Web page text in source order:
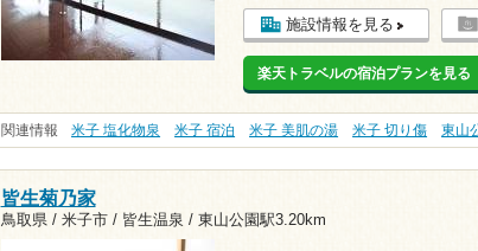
施設情報を見る
楽天トラベルの宿泊プランを見る
関連情報 米子 塩化物泉 米子 宿泊 米子 美肌の湯 米子 切り傷 東山
皆生菊乃家
鳥取県 / 米子市 / 皆生温泉 / 東山公園駅3.20km